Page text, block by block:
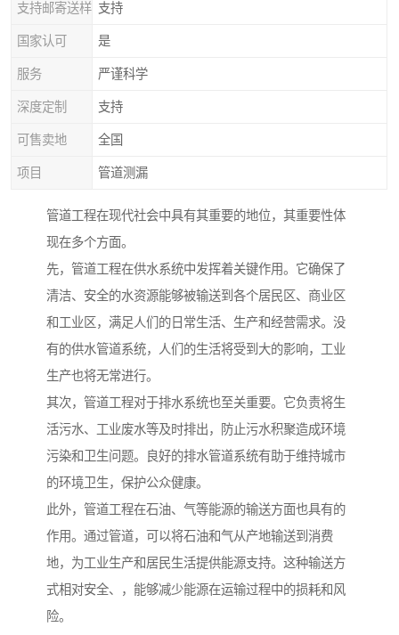
支持邮寄送样 支持
国家认可 是
服务 严谨科学
深度定制 支持
可售卖地 全国
项目 管道测漏
管道工程在现代社会中具有其重要的地位，其重要性体
现在多个方面。
先，管道工程在供水系统中发挥着关键作用。它确保了
清洁、安全的水资源能够被输送到各个居民区、商业区
和工业区，满足人们的日常生活、生产和经营需求。没
有的供水管道系统，人们的生活将受到大的影响，工业
生产也将无常进行。
其次，管道工程对于排水系统也至关重要。它负责将生
活污水、工业废水等及时排出，防止污水积聚造成环境
污染和卫生问题。良好的排水管道系统有助于维持城市
的环境卫生，保护公众健康。
此外，管道工程在石油、气等能源的输送方面也具有的
作用。通过管道，可以将石油和气从产地输送到消费
地，为工业生产和居民生活提供能源支持。这种输送方
式相对安全、，能够减少能源在运输过程中的损耗和风
险。